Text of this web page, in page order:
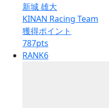
新城 雄大
KINAN Racing Team
獲得ポイント
787pts
RANK6